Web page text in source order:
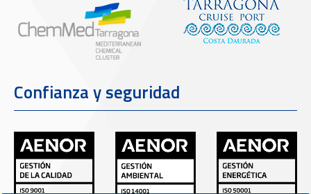
Confianza y seguridad